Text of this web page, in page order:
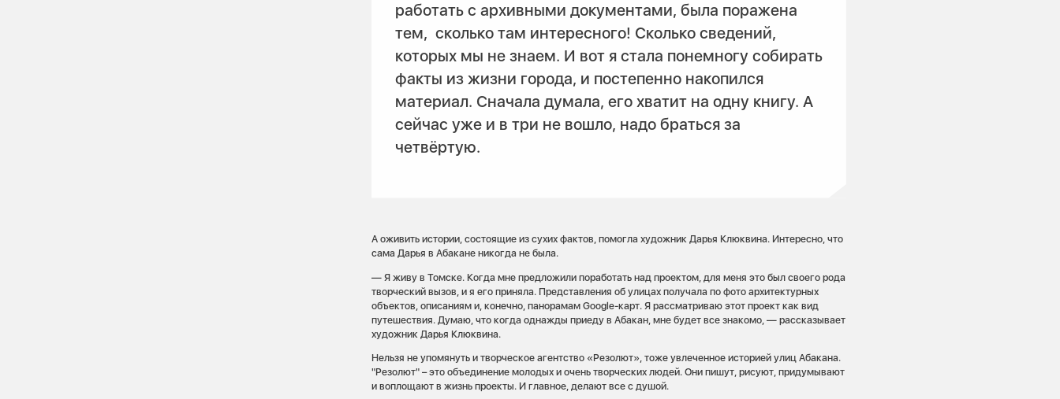
работать с архивными документами, была поражена
тем, сколько там интересного! Сколько сведений,
которых мы не знаем. И вот я стала понемногу собирать
факты из жизни города, и постепенно накопился
материал. Сначала думала, его хватит на одну книгу. А
сейчас уже и в три не вошло, надо браться за
четвёртую.
А оживить истории, состоящие из сухих фактов, помогла художник Дарья Клюквина. Интересно, что
сама Дарья в Абакане никогда не была.
— Я живу в Томске. Когда мне предложили поработать над проектом, для меня это был своего рода
творческий вызов, и я его приняла. Представления об улицах получала по фото архитектурных
объектов, описаниям и, конечно, панорамам Google-карт. Я рассматриваю этот проект как вид
путешествия. Думаю, что когда однажды приеду в Абакан, мне будет все знакомо, — рассказывает
художник Дарья Клюквина.
Нельзя не упомянуть и творческое агентство «Резолют», тоже увлеченное историей улиц Абакана.
"Резолют" – это объединение молодых и очень творческих людей. Они пишут, рисуют, придумывают
и воплощают в жизнь проекты. И главное, делают все с душой.